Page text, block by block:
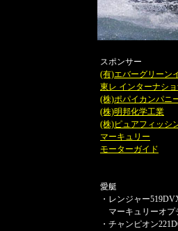
スポンサー
(有)エバーグリーン
東レ インターナシ
(株)ポパイカンパニ
(株)明邦化学工業
(株)ピュアフィッシ
マーキュリー
モーターガイド
愛艇
・レンジャー
マーキュリーオプ
・チャンピオン